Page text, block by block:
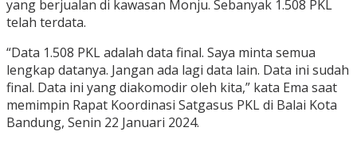
yang berjualan di kawasan Monju. Sebanyak 1.508 PKL
telah terdata.
“Data 1.508 PKL adalah data final. Saya minta semua
lengkap datanya. Jangan ada lagi data lain. Data ini sudah
final. Data ini yang diakomodir oleh kita,” kata Ema saat
memimpin Rapat Koordinasi Satgasus PKL di Balai Kota
Bandung, Senin 22 Januari 2024.